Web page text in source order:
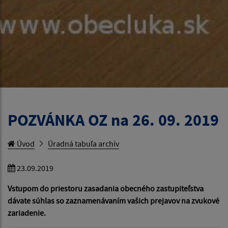
POZVÁNKA OZ na 26. 09. 2019
Úvod Úradná tabuľa archív
23.09.2019
Vstupom do priestoru zasadania obecného zastupiteľstva
dávate súhlas so zaznamenávaním vašich prejavov na zvukové
zariadenie.